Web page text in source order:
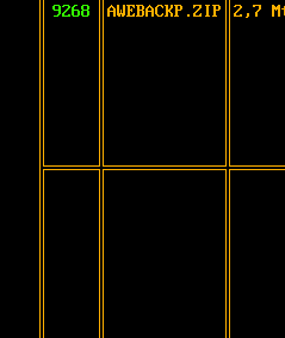
9268 AWEBACKP.ZIP 2,7